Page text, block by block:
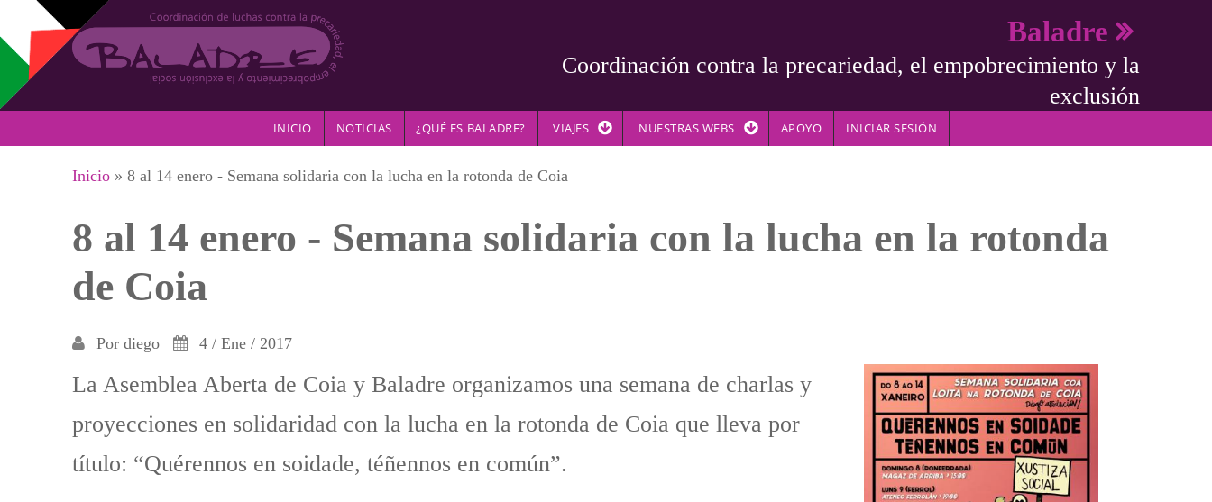
Pasar al contenido principal
Baladre
Coordinación contra la precariedad, el empobrecimiento y la
exclusión
INICIO NOTICIAS ¿QUÉ ES BALADRE? VIAJES NUESTRAS WEBS APOYO INICIAR SESIÓN
Se encuentra usted aquí
Inicio » 8 al 14 enero - Semana solidaria con la lucha en la rotonda de Coia
8 al 14 enero - Semana solidaria con la lucha en la rotonda
de Coia
Por diego 4 / Ene / 2017
La Asemblea Aberta de Coia y Baladre organizamos una semana de charlas y
proyecciones en solidaridad con la lucha en la rotonda de Coia que lleva por
título: “Quérennos en soidade, téñennos en común”.